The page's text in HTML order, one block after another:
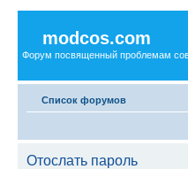
modcos.com
Форум посвященный проблемам
Список форумов
Отослать пароль